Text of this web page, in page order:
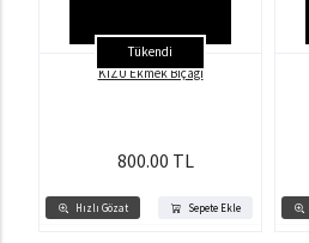
Tükendi
Hızlı Gözat Sepete Ekle
KİZU Ekmek Bıçağı
800.00 TL